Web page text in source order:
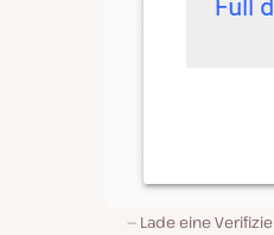
Lade eine